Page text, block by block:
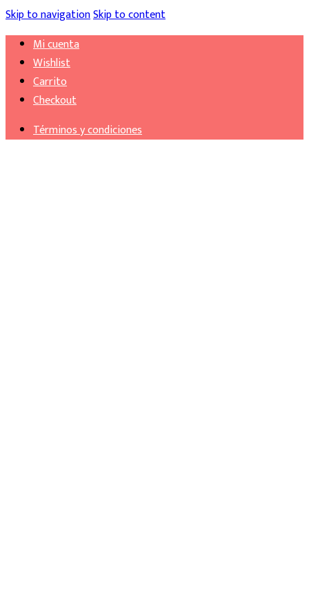
Skip to navigationSkip to content
Mi cuenta
Wishlist
Carrito
Checkout
Términos y condiciones